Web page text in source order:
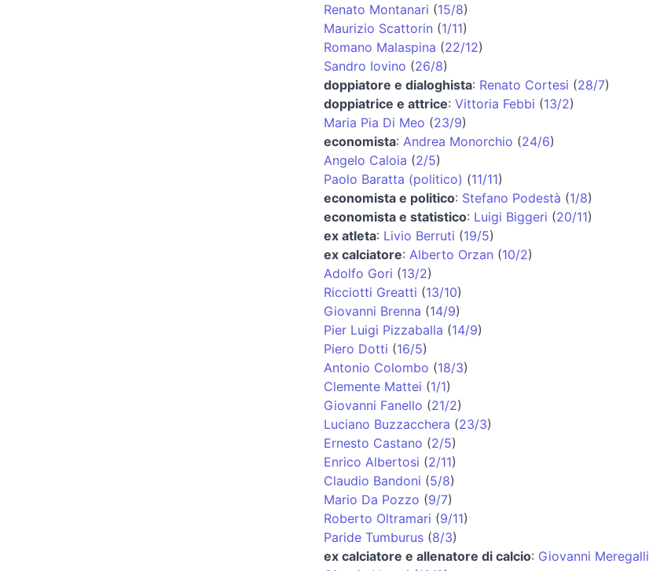
Renato Montanari (15/8)
Maurizio Scattorin (1/11)
Romano Malaspina (22/12)
Sandro Iovino (26/8)
doppiatore e dialoghista: Renato Cortesi (28/7)
doppiatrice e attrice: Vittoria Febbi (13/2)
Maria Pia Di Meo (23/9)
economista: Andrea Monorchio (24/6)
Angelo Caloia (2/5)
Paolo Baratta (politico) (11/11)
economista e politico: Stefano Podestà (1/8)
economista e statistico: Luigi Biggeri (20/11)
ex atleta: Livio Berruti (19/5)
ex calciatore: Alberto Orzan (10/2)
Adolfo Gori (13/2)
Ricciotti Greatti (13/10)
Giovanni Brenna (14/9)
Pier Luigi Pizzaballa (14/9)
Piero Dotti (16/5)
Antonio Colombo (18/3)
Clemente Mattei (1/1)
Giovanni Fanello (21/2)
Luciano Buzzacchera (23/3)
Ernesto Castano (2/5)
Enrico Albertosi (2/11)
Claudio Bandoni (5/8)
Mario Da Pozzo (9/7)
Roberto Oltramari (9/11)
Paride Tumburus(8/3)
ex calciatore e allenatore di calcio: Giovanni Meregalli